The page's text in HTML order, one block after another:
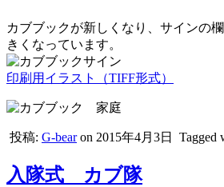
カブブックが新しくなり、サインの
きくなっています。
印刷用イラスト（TIFF形式）
投稿: G-bearon 2015年4月3日 Tagged
入隊式 カブ隊